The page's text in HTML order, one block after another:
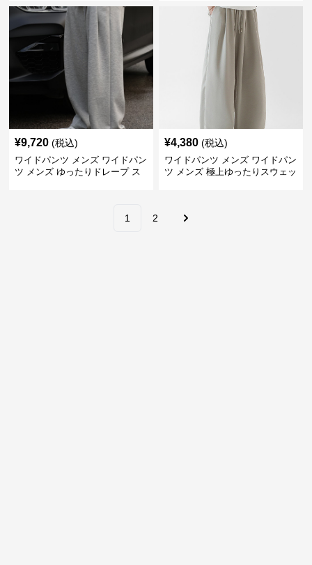
¥9,720 (税込)
ワイドパンツ メンズ ワイドパン
ツ メンズ ゆったりドレープ ス
¥4,380 (税込)
ワイドパンツ メンズ ワイドパン
ツ メンズ 極上ゆったりスウェッ
1 2